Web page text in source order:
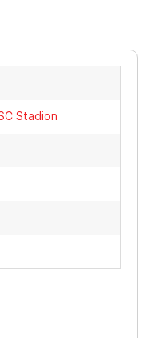
Stadion